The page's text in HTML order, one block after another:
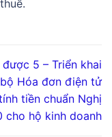
được 5 – Triển khai
Hóa đơn điện tử
tiền chuẩn Nghị
cho hộ kinh doanh